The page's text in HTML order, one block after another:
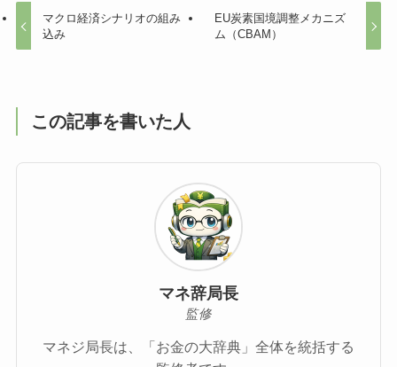
マクロ経済シナリオの組み
込み
EU炭素国境調整メカニズ
ム（CBAM）
この記事を書いた人
マネ辞局長
監修
マネジ局長は、「お金の大辞典」全体を統括する